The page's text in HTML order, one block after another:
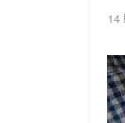
14